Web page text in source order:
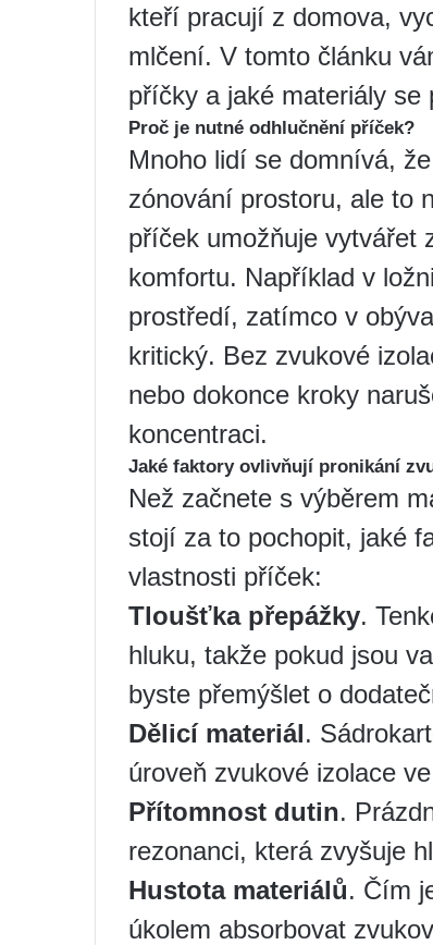
kteří pracují z domova,
mlčení. V tomto článku
příčky a jaké materiály se
Proč je nutné odhlučnění příček?
Mnoho lidí se domnívá,
zónování prostoru, ale to
příček umožňuje vytvářet
komfortu. Například v
prostředí, zatímco v
kritický. Bez zvukové
nebo dokonce kroky
koncentraci.
Jaké faktory ovlivňují pronikání
Než začnete s výběrem
stojí za to pochopit, jaké
vlastnosti příček:
Tloušťka přepážky.
hluku, takže pokud jsou
byste přemýšlet o
Dělicí materiál.
úroveň zvukové izolace
Přítomnost dutin.
rezonanci, která zvyšuje
Hustota materiálů. Čím
úkolem absorbovat